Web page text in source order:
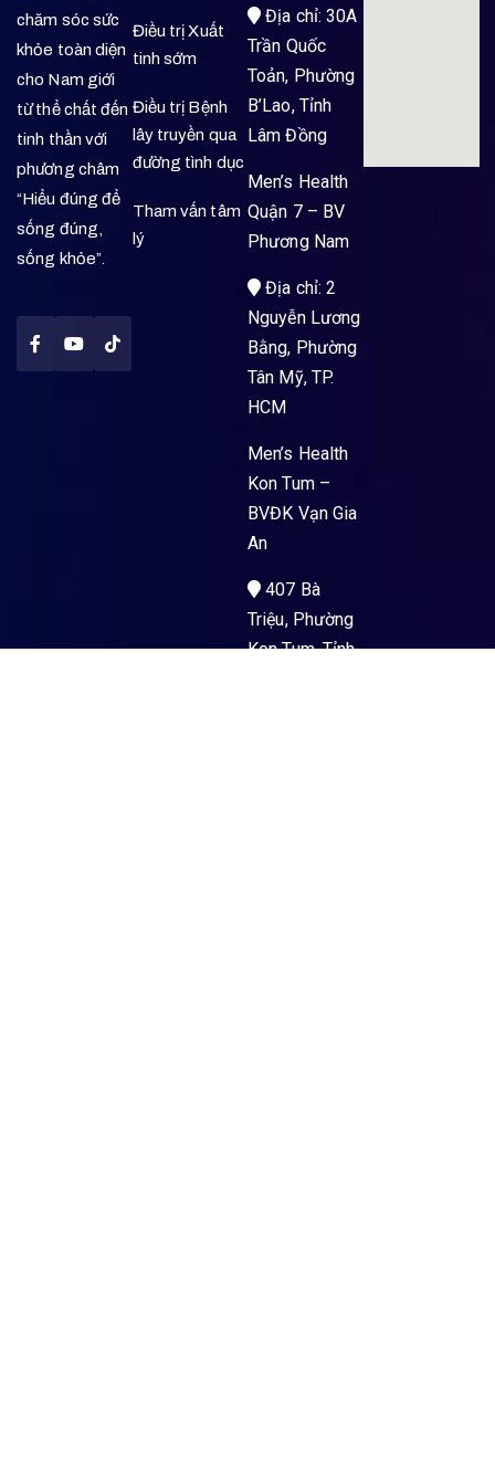
chăm sóc sức
khỏe toàn diện
cho Nam giới
từ thể chất đến
tinh thần với
phương châm
“Hiểu đúng để
sống đúng,
sống khỏe”.
Điều trị Xuất
tinh sớm
Điều trị Bệnh
lây truyền qua
đường tình dục
Tham vấn tâm
lý
Địa chỉ: 30A
Trần Quốc
Toản, Phường
B’Lao, Tỉnh
Lâm Đồng
Men’s Health
Quận 7 – BV
Phương Nam
Địa chỉ: 2
Nguyễn Lương
Bằng, Phường
Tân Mỹ, TP.
HCM
Men’s Health
Kon Tum –
BVĐK Vạn Gia
An
407 Bà
Triệu, Phường
Kon Tum, Tỉnh